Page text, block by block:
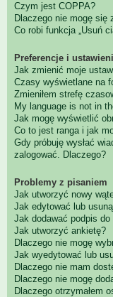
Czym jest COPPA?
Dlaczego nie mogę się
Co robi funkcja „Usuń
Preferencje i
Jak zmienić moje
Czasy wyświetlane na
Zmieniłem strefę
My language is not in
Jak mogę wyświetlić
Co to jest ranga i jak
Gdy próbuję wysłać
zalogować. Dlaczego?
Problemy z pisaniem
Jak utworzyć nowy
Jak edytować lub
Jak dodawać podpis
Jak utworzyć ankietę?
Dlaczego nie mogę
Jak wyedytować lub
Dlaczego nie mam
Dlaczego nie mogę
Dlaczego otrzymałem